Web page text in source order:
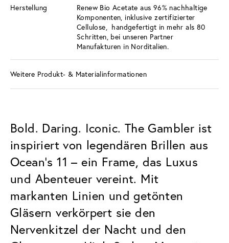
Herstellung
Renew Bio Acetate aus 96% nachhaltige
Komponenten, inklusive zertifizierter
Cellulose, handgefertigt in mehr als 80
Schritten, bei unseren Partner
Manufakturen in Norditalien.
Weitere Produkt- & Materialinformationen
Bold. Daring. Iconic. The Gambler ist
inspiriert von legendären Brillen aus
Ocean’s 11 – ein Frame, das Luxus
und Abenteuer vereint. Mit
markanten Linien und getönten
Gläsern verkörpert sie den
Nervenkitzel der Nacht und den